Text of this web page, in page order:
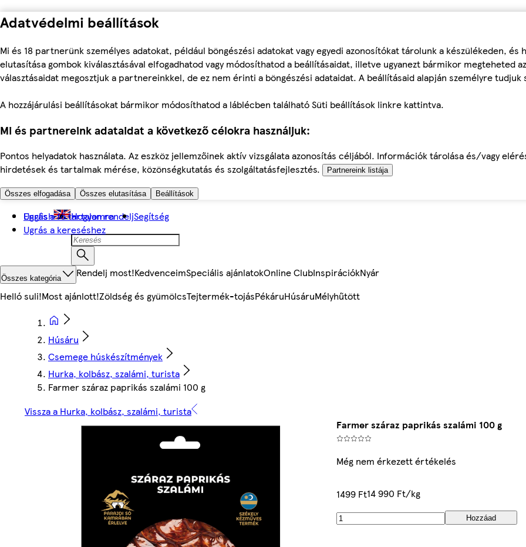
Adatvédelmi beállítások
Mi és 18 partnerünk személyes adatokat, például böngészési adatokat vagy egyedi azonosítókat tárolunk a készülékeden, és
elutasítása gombok kiválasztásával elfogadhatod vagy módosíthatod a beállításaidat, illetve ugyanezt bármikor megteheted az
választásaidat megosztjuk a partnereinkkel, de ez nem érinti a böngészési adataidat. A beállításaid alapján személyre tudjuk
A hozzájárulási beállításokat bármikor módosíthatod a láblécben található Süti beállítások linkre kattintva.
Mi és partnereink adataidat a következő célokra használjuk:
Pontos helyadatok használata. Az eszköz jellemzőinek aktív vizsgálata azonosítás céljából. Információk tárolása és/vagy
hirdetések és tartalmak mérése, közönségkutatás és szolgáltatásfejlesztés.
Partnereink listája
Összes elfogadása Összes elutasítása Beállítások
Ugrás a fő tartalomra
Ugrás a kereséshez
English Hogyan rendeljSegítség
Összes kategória Rendelj most!KedvenceimSpeciális ajánlatokOnline ClubInspirációkNyár
Helló suli!Most ajánlott!Zöldség és gyümölcsTejtermék-tojásPékáruHúsáruMélyhűtött
Húsáru
Csemege húskészítmények
Hurka, kolbász, szalámi, turista
Farmer száraz paprikás szalámi 100 g
Vissza a Hurka, kolbász, szalámi, turista
Farmer száraz paprikás szalámi 100 g
Még nem érkezett értékelés
1499 Ft14 990 Ft/kg
Hozzáad